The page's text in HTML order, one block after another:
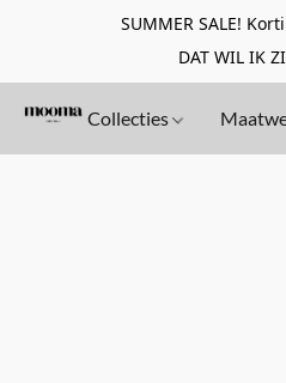
SUMMER SALE!
DAT WIL IK
Collecties